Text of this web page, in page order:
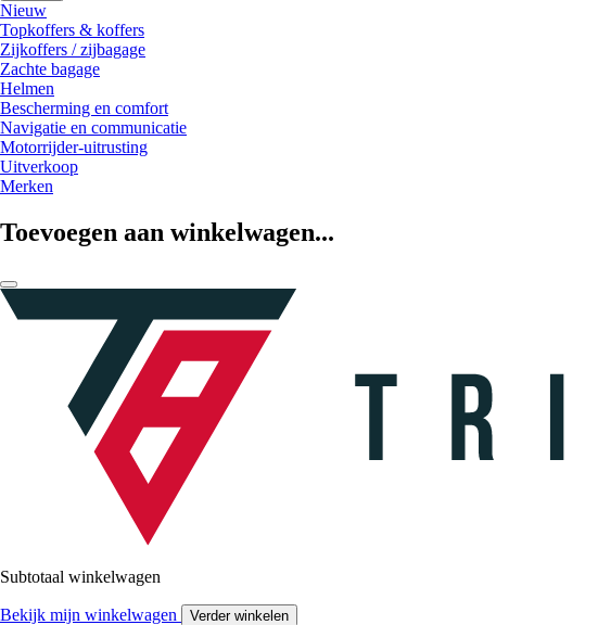
Nieuw
Topkoffers & koffers
Zijkoffers / zijbagage
Zachte bagage
Helmen
Bescherming en comfort
Navigatie en communicatie
Motorrijder-uitrusting
Uitverkoop
Merken
Toevoegen aan winkelwagen...
Subtotaal winkelwagen
Bekijk mijn winkelwagen Verder winkelen